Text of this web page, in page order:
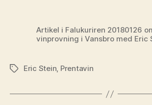
Artikel i Falukuriren 20180126
vinprovning i Vansbro med Eric
EtiketterEric Stein, Prentavin